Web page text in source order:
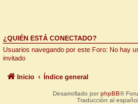
¿QUIÉN ESTÁ CONECTADO?
Usuarios navegando por este Foro: No hay
invitado
Inicio Índice general
Desarrollado por phpBB®
Traducción al